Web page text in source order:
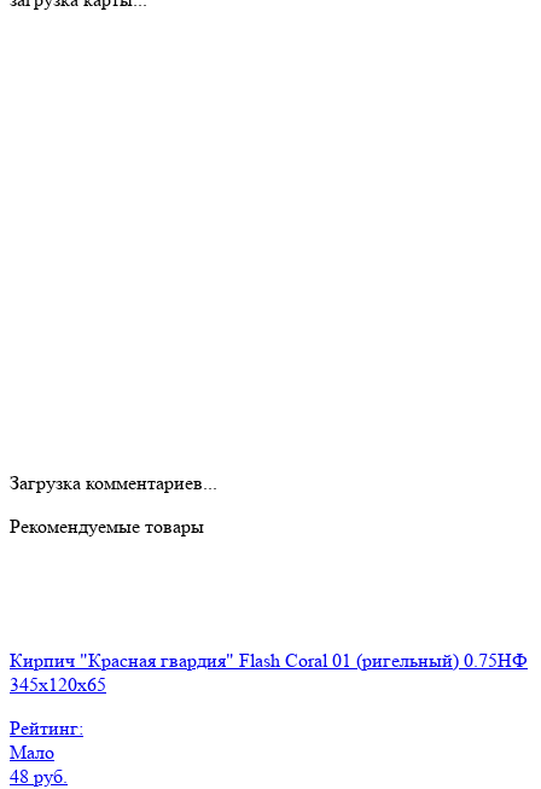
Загрузка комментариев...
Рекомендуемые товары
Кирпич "Красная гвардия" Flash Coral 01 (ригельный) 0.75НФ
345x120x65
Рейтинг:
Мало
48 руб.